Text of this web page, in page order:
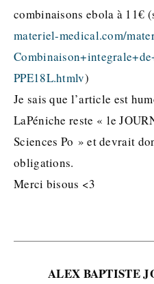
combinaisons ebola à 11€
materiel-medical.com/
PPE18L.htmlv)
Je sais que l’article est
LaPéniche reste « le
Sciences Po » et devrait
obligations.
Merci bisous <3
ALEX BAPTISTE